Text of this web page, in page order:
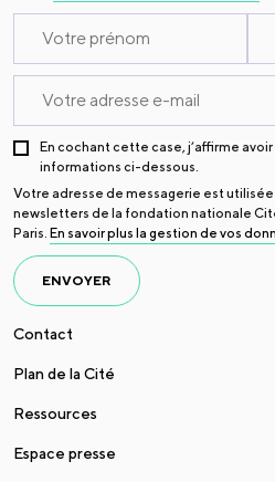
En cochant cette case, j’affirme
informations ci-dessous.
Votre adresse de messagerie est
newsletters de la fondation nationale
Paris. En savoir plus la gestion de vos
ENVOYER
Contact
Plan de la Cité
Ressources
Espace presse